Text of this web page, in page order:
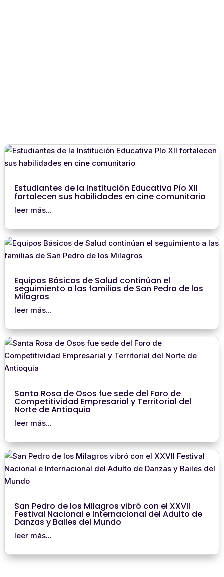
Estudiantes de la Institución Educativa Pío XII
fortalecen sus habilidades en cine comunitario
leer más...
Equipos Básicos de Salud continúan el
seguimiento a las familias de San Pedro de los
Milagros
leer más...
Santa Rosa de Osos fue sede del Foro de
Competitividad Empresarial y Territorial del
Norte de Antioquia
leer más...
San Pedro de los Milagros vibró con el XXVII
Festival Nacional e Internacional del Adulto de
Danzas y Bailes del Mundo
leer más...